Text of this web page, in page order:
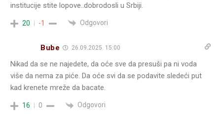
institucije stite lopove..dobrodosli u Srbiji.
20 -1 Odgovori
Bube 26.09.2025. 15:00
Nikad da se ne najedete, da oće sve da presuši pa ni voda
više da nema za piće. Da oće svi da se podavite sledeći put
kad krenete mreže da bacate.
16 0 Odgovori